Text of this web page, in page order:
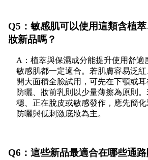
Q5：敏感肌可以使用這類含植
妝新品嗎？
A：植萃與保濕成分能提升使用舒適
敏感肌都一定適合。若肌膚容易泛
開大面積全臉試用，可先在下顎或耳
防曬、妝前乳則以少量薄擦為原則
穩、正在脫皮或敏感發作，應先簡
防曬與低刺激底妝為主。
Q6：這些新品最適合在哪些通